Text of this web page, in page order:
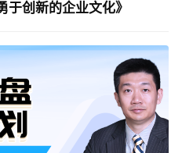
创新的企业文化》